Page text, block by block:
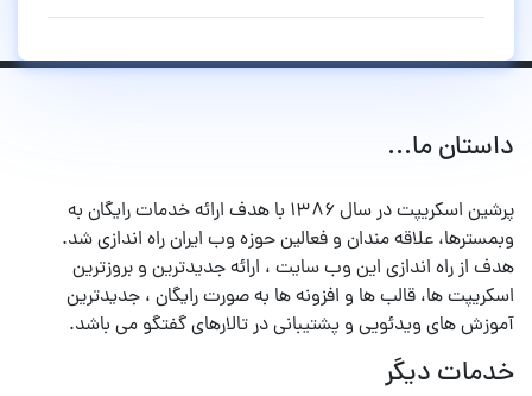
داستان ما...
پرشین اسکریپت در سال ۱۳۸۶ با هدف ارائه خدمات رایگان به
وبمسترها، علاقه مندان و فعالین حوزه وب ایران راه اندازی شد.
هدف از راه اندازی این وب سایت ، ارائه جدیدترین و بروزترین
اسکریپت ها، قالب ها و افزونه ها به صورت رایگان ، جدیدترین
آموزش های ویدئویی و پشتیبانی در تالارهای گفتگو می باشد.
خدمات دیگر